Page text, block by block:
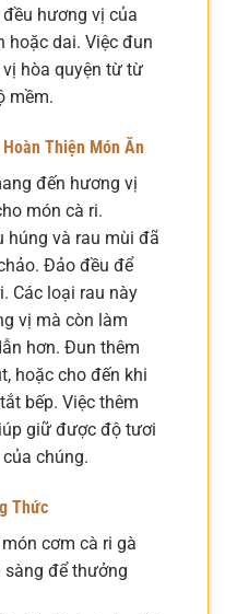
hương vị của
hoặc dai. Việc đun
hòa quyện từ từ
mềm.
Thiện Món Ăn
đến hương vị
món cà ri.
húng và rau mùi đã
Đảo đều để
Các loại rau này
vị mà còn làm
hơn. Đun thêm
hoặc cho đến khi
bếp. Việc thêm
giữ được độ tươi
chúng.
Thức
cơm cà ri gà
sàng để thưởng